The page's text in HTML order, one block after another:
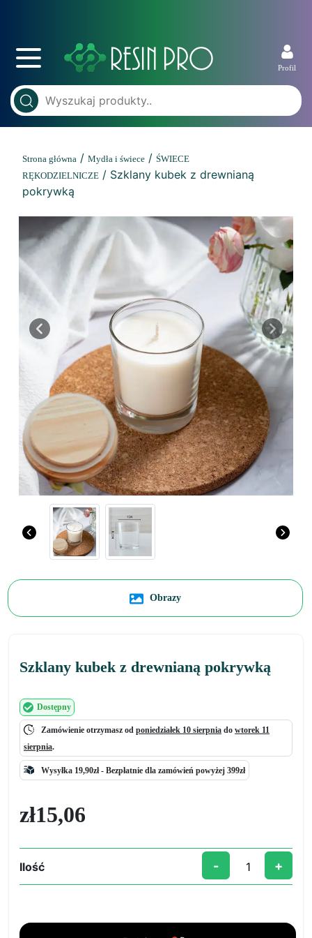
Profil
Strona główna / Mydła i świece / ŚWIECE
RĘKODZIELNICZE / Szklany kubek z drewnianą
pokrywką
Previous Next
Obrazy
Szklany kubek z drewnianą pokrywką
Dostępny
Zamówienie otrzymasz od poniedziałek 10 sierpnia do wtorek 11
sierpnia.
Wysyłka 19,90zł - Bezpłatnie dla zamówień powyżej 399zł
zł15,06
Ilość
ilość
z
- +